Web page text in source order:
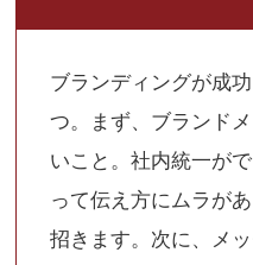
ブランディングが成
つ。まず、ブランド
いこと。社内統一が
って伝え方にムラが
招きます。次に、メ